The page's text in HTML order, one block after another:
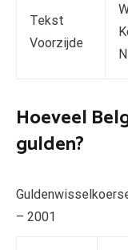
Tekst
Voorzijde
Hoeveel
gulden?
– 2001